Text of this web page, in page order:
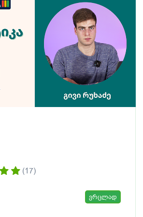
(17)
ვრცლად